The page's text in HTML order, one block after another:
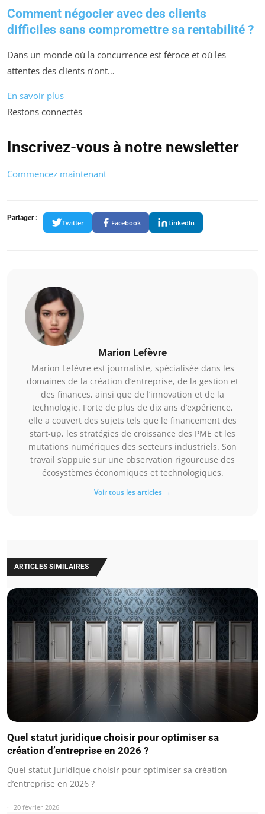
Comment négocier avec des clients
difficiles sans compromettre sa rentabilité ?
Dans un monde où la concurrence est féroce et où les
attentes des clients n’ont…
En savoir plus
Restons connectés
Inscrivez-vous à notre newsletter
Commencez maintenant
Partager :
Twitter Facebook LinkedIn
Marion Lefèvre
Marion Lefèvre est journaliste, spécialisée dans les
domaines de la création d’entreprise, de la gestion et
des finances, ainsi que de l’innovation et de la
technologie. Forte de plus de dix ans d’expérience,
elle a couvert des sujets tels que le financement des
start-up, les stratégies de croissance des PME et les
mutations numériques des secteurs industriels. Son
travail s’appuie sur une observation rigoureuse des
écosystèmes économiques et technologiques.
Voir tous les articles →
ARTICLES SIMILAIRES
Quel statut juridique choisir pour optimiser sa
création d’entreprise en 2026 ?
Quel statut juridique choisir pour optimiser sa création
d’entreprise en 2026 ?
20 février 2026